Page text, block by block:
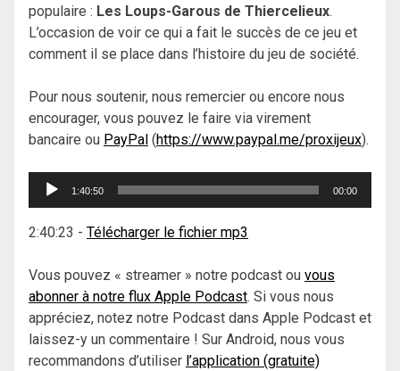
populaire : Les Loups-Garous de Thiercelieux.
L’occasion de voir ce qui a fait le succès de ce jeu et
comment il se place dans l’histoire du jeu de société.
Pour nous soutenir, nous remercier ou encore nous
encourager, vous pouvez le faire via virement
bancaire ou PayPal (https://www.paypal.me/proxijeux).
Lecteur
1:40:50 00:00
2:40:23 - Télécharger le fichier mp3
Vous pouvez « streamer » notre podcast ou vous
abonner à notre flux Apple Podcast. Si vous nous
appréciez, notez notre Podcast dans Apple Podcast et
laissez-y un commentaire ! Sur Android, nous vous
recommandons d’utiliser l’application (gratuite)